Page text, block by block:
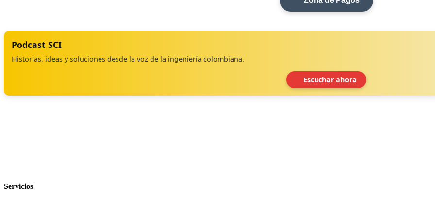
Podcast SCI
Historias, ideas y soluciones desde la voz de la ingeniería colombiana.
Escuchar ahora
Servicios